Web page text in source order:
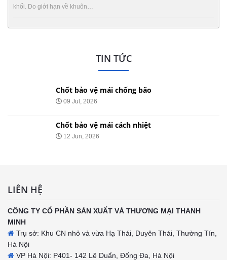
khối. Do giới hạn về khuôn…
TIN TỨC
Chốt bảo vệ mái chống bão
09 Jul, 2026
Chốt bảo vệ mái cách nhiệt
12 Jun, 2026
LIÊN HỆ
CÔNG TY CỔ PHẦN SẢN XUẤT VÀ THƯƠNG MẠI THANH
MINH
Trụ sở: Khu CN nhỏ và vừa Hạ Thái, Duyên Thái, Thường Tín,
Hà Nội
VP Hà Nội: P401- 142 Lê Duẩn, Đống Đa, Hà Nội